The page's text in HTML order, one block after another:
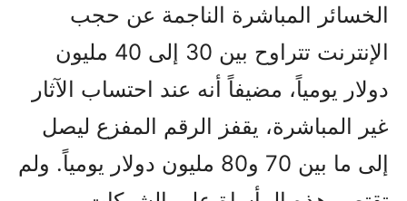
الخسائر المباشرة الناجمة عن حجب
الإنترنت تتراوح بين 30 إلى 40 مليون
دولار يومياً، مضيفاً أنه عند احتساب الآثار
غير المباشرة، يقفز الرقم المفزع ليصل
إلى ما بين 70 و80 مليون دولار يومياً. ولم